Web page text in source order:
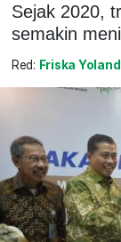
Sejak 2020,
semakin
Red: Friska